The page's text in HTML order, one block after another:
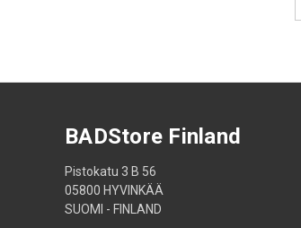
BADStore Finland
Pistokatu 3 B 56
05800 HYVINKÄÄ
SUOMI - FINLAND